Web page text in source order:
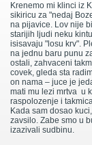
Krenemo mi klinci iz
sikiricu za "nedaj
na pijavice. Lov nije
starijih ljudi neku
isisavaju "losu krv".
na jednu baru punu
ostali, zahvaceni
covek, gleda sta
on nama – juce je
mati mu lezi mrtva u
raspolozenje i
Kada sam dosao
zavsilo. Zabe smo u
izazivali sudbinu.